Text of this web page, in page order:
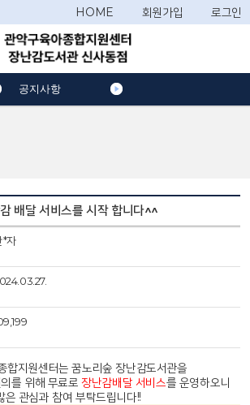
HOME 회원가입 로그인
공지사항
배달 서비스를 시작 합니다^^
*자
합지원센터는 꿈노리숲 장난감도서관을
를 위해 무료로장난감배달 서비스를 운영하오니
은 관심과 참여 부탁드립니다!!